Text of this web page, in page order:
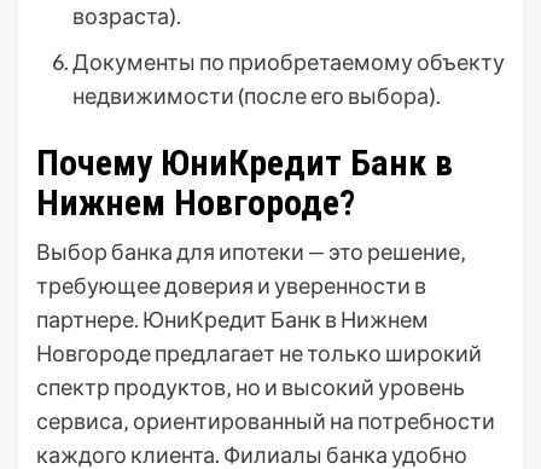
возраста).
Документы по приобретаемому объекту
недвижимости (после его выбора).
Почему ЮниКредит Банк в
Нижнем Новгороде?
Выбор банка для ипотеки — это решение‚
требующее доверия и уверенности в
партнере. ЮниКредит Банк в Нижнем
Новгороде предлагает не только широкий
спектр продуктов‚ но и высокий уровень
сервиса‚ ориентированный на потребности
каждого клиента. Филиалы банка удобно